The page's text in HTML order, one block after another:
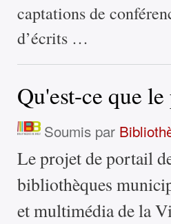
captations de
d’écrits …
Qu'est-ce que
Soumis par
Le projet de portail
bibliothèques
et multimédia de la